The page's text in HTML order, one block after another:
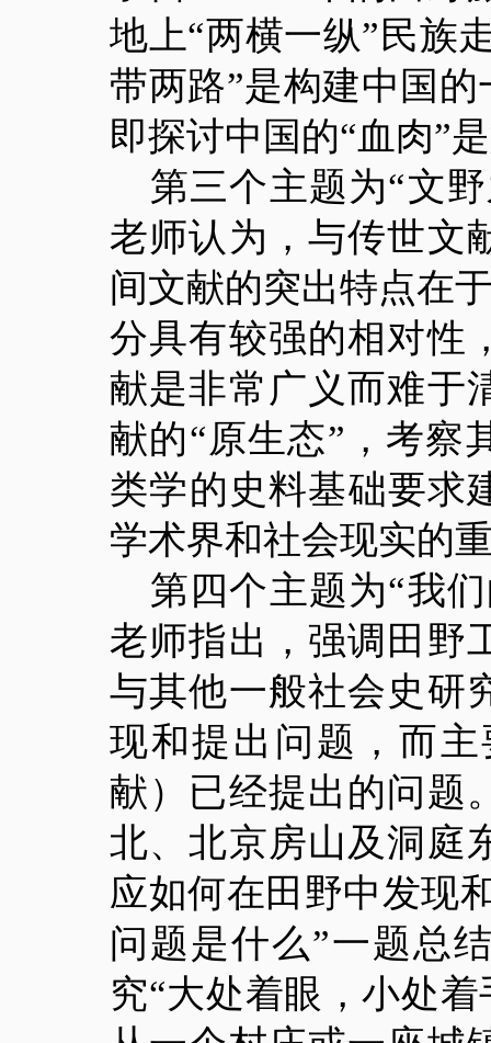
地上“两横一纵”民族
带两路”是构建中国
即探讨中国的“血肉”
第三个主题为“文
老师认为，与传世文
间文献的突出特点在
分具有较强的相对性
献是非常广义而难于
献的“原生态”，考察
类学的史料基础要求
学术界和社会现实的
第四个主题为“我
老师指出，强调田野
与其他一般社会史研
现和提出问题，而
献）已经提出的问题
北、北京房山及洞庭
应如何在田野中发现
问题是什么”一题总
究“大处着眼，小处